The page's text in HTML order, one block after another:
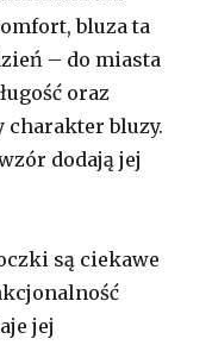
bluza ta
– do miasta
oraz
charakter bluzy.
dodają jej
są ciekawe
jej